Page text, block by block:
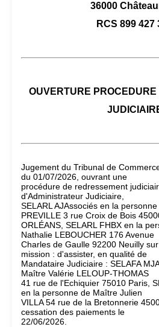
36000
RCS 899 427
OUVERTURE
Jugement du Tribunal de
du 01/07/2026, ouvrant une
procédure de redressement
d'Administrateur Judiciaire,
SELARL AJAssociés en la
PREVILLE 3 rue Croix de Bois
ORLÉANS, SELARL FHBX en la
Nathalie LEBOUCHER 176 Avenue
Charles de Gaulle 92200 Neuilly
mission : d'assister, en qualité de
Mandataire Judiciaire : SELAFA
Maître Valérie LELOUP-THOMAS
41 rue de l'Echiquier 75010 Paris,
en la personne de Maître Julien
VILLA 54 rue de la Bretonnerie
cessation des paiements le
22/06/2026.